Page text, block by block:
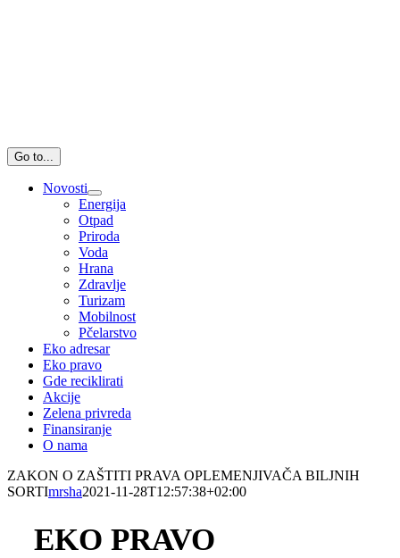
Go to...
Novosti
Energija
Otpad
Priroda
Voda
Hrana
Zdravlje
Turizam
Mobilnost
Pčelarstvo
Eko adresar
Eko pravo
Gde reciklirati
Akcije
Zelena privreda
Finansiranje
O nama
ZAKON O ZAŠTITI PRAVA OPLEMENJIVAČA BILJNIH
SORTImrsha2021-11-28T12:57:38+02:00
EKO PRAVO